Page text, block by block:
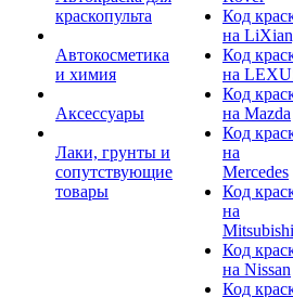
краскопульта
Автокосметика
и химия
Аксессуары
Лаки, грунты и
сопутствующие
товары
Код
на
Код
на
Код
на Mazda
Код
на
Mercedes
Код
на
Mitsubishi
Код
на Nissan
Код